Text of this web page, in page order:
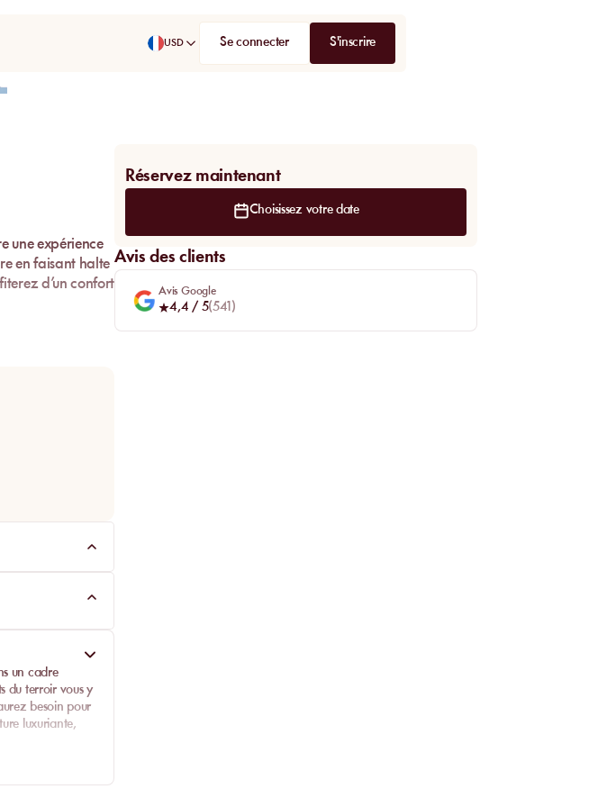
USD Se connecter S'inscrire
une expérience
en faisant halte
d’un confort
pareil, offrez-
beauté au
un cadre
du terroir vous y
besoin pour
luxuriante,
Réservez maintenant
Choisissez votre date
Avis des clients
Avis Google
4,4 / 5(541)